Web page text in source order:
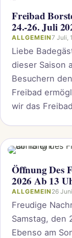
Freibad
24.-26. Juli
ALLGEMEIN7 Juli,
Liebe
dieser Saison
Besuchern
Freibad
wir das
Badebetrieb...
Öffnung Des
2026 Ab 13
ALLGEMEIN 26
Freudige
Samstag, den
Ebenso am